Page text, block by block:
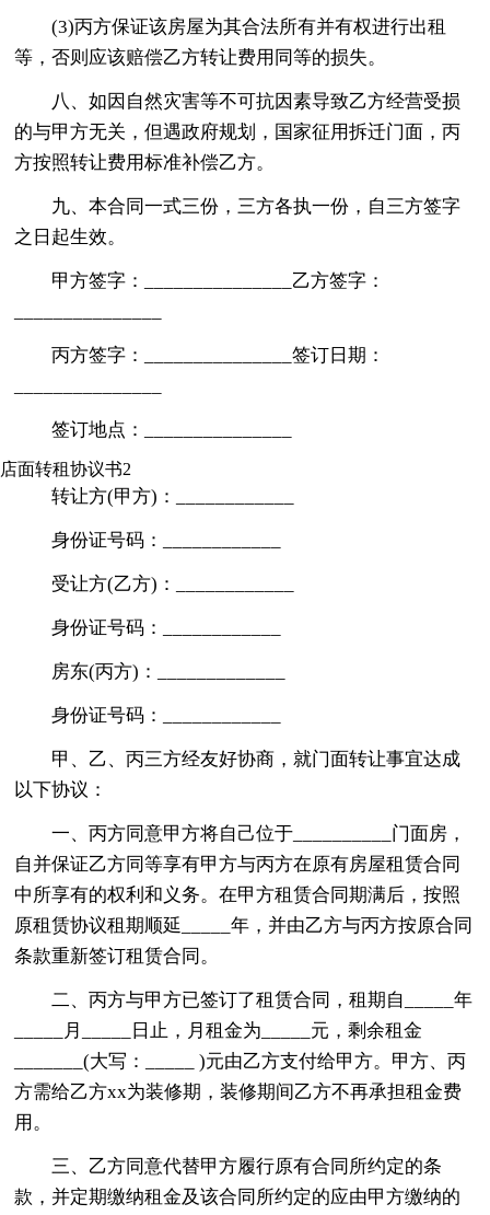
(3)丙方保证该房屋为其合法所有并有权进行出租
等，否则应该赔偿乙方转让费用同等的损失。
八、如因自然灾害等不可抗因素导致乙方经营受损
的与甲方无关，但遇政府规划，国家征用拆迁门面，丙
方按照转让费用标准补偿乙方。
九、本合同一式三份，三方各执一份，自三方签字
之日起生效。
甲方签字：_______________乙方签字：
丙方签字：_______________签订日期：
签订地点：_______________
店面转租协议书2
转让方(甲方)：____________
身份证号码：____________
受让方(乙方)：____________
身份证号码：____________
房东(丙方)：_____________
身份证号码：____________
甲、乙、丙三方经友好协商，就门面转让事宜达成
以下协议：
一、丙方同意甲方将自己位于__________门面房，
自并保证乙方同等享有甲方与丙方在原有房屋租赁合同
中所享有的权利和义务。在甲方租赁合同期满后，按照
原租赁协议租期顺延_____年，并由乙方与丙方按原合同
条款重新签订租赁合同。
二、丙方与甲方已签订了租赁合同，租期自_____年
_____月_____日止，月租金为_____元，剩余租金
_______(大写：_____ )元由乙方支付给甲方。甲方、丙
方需给乙方xx为装修期，装修期间乙方不再承担租金费
用。
三、乙方同意代替甲方履行原有合同所约定的条
款，并定期缴纳租金及该合同所约定的应由甲方缴纳的